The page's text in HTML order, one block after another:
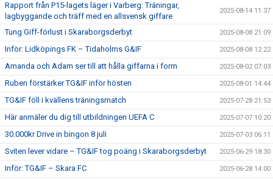
Rapport från P15-lagets läger i Varberg: Träningar,
lagbyggande och träff med en allsvensk giffare
2025-08-14 11:37
Tung Giff-förlust i Skaraborgsderbyt 2025-08-08 21:09
Inför: Lidköpings FK – Tidaholms G&IF 2025-08-08 12:22
Amanda och Adam ser till att hålla giffarna i form 2025-08-02 07:03
Ruben förstärker TG&IF inför hösten 2025-08-01 14:44
TG&IF föll i kvällens träningsmatch 2025-07-28 21:53
Här anmäler du dig till utbildningen UEFA C 2025-07-07 10:20
30.000kr Drive in bingon 8 juli 2025-07-03 06:11
Sviten lever vidare – TG&IF tog poäng i Skaraborgsderbyt 2025-06-29 18:30
Inför: TG&IF – Skara FC 2025-06-28 14:00